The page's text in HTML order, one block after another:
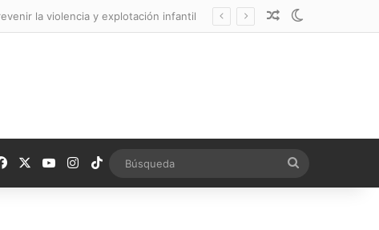
la violencia y explotación infantil Noticia aleatoria
FacebookYouTubeInstagram
TikTok